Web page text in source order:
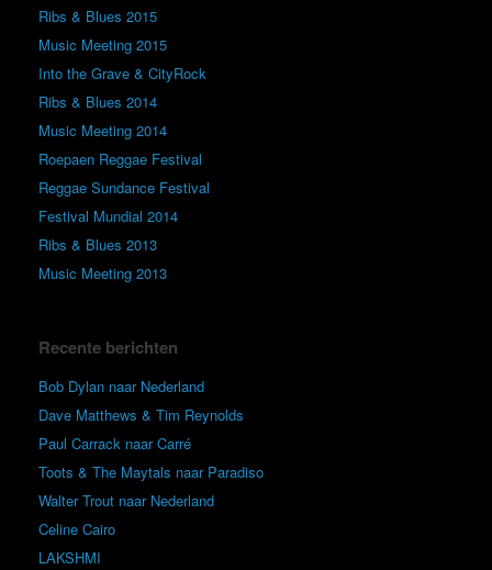
Ribs & Blues 2015
Music Meeting 2015
Into the Grave & CityRock
Ribs & Blues 2014
Music Meeting 2014
Roepaen Reggae Festival
Reggae Sundance Festival
Festival Mundial 2014
Ribs & Blues 2013
Music Meeting 2013
Recente berichten
Bob Dylan naar Nederland
Dave Matthews & Tim Reynolds
Paul Carrack naar Carré
Toots & The Maytals naar Paradiso
Walter Trout naar Nederland
Celine Cairo
LAKSHMI